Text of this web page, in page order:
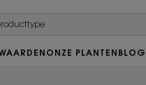
ONZE PLANTEN BLOG